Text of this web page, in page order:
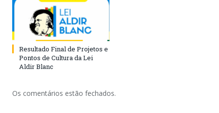
Resultado Final de Projetos e
Pontos de Cultura da Lei
Aldir Blanc
Os comentários estão fechados.